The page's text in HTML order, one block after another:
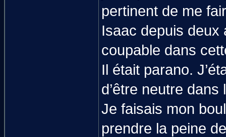
pertinent de me
Isaac depuis deux
coupable dans
Il était parano.
d’être neutre dans
Je faisais mon
prendre la peine